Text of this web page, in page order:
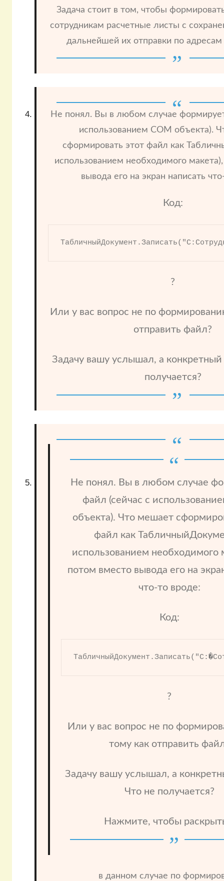
Задача стоит в том, чтобы
сотрудникам расчетные листы с
дальнейшей их отправки по адресам
Не понял. Вы в любом случае
использованием COM объекта).
сформировать этот файл как
использованием необходимого
вывода его на экран написать
Код:
?
Или у вас вопрос не по
отправить файл?
Задачу вашу услышал, а конкретный
получается?
Не понял. Вы в любом случае
файл (сейчас с
объекта). Что мешает
файл как
использованием необходимого
потом вместо вывода его на
что-то вроде:
Код:
?
Или у вас вопрос не по
тому как отправить
Задачу вашу услышал, а
Что не получается?
Нажмите, чтобы
в данном случае по